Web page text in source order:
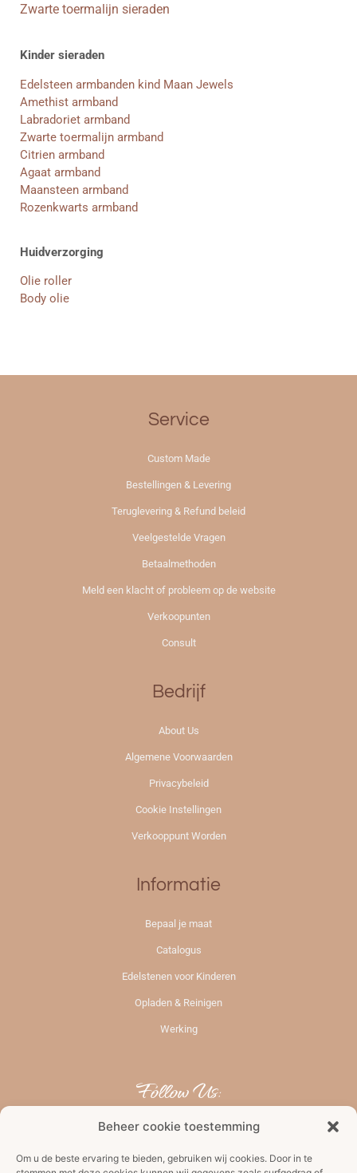
Beheer cookie toestemming
Om u de beste ervaring te bieden, gebruiken wij cookies. Door in te
Zwarte toermalijn sieraden
Kinder sieraden
Edelsteen armbanden kind Maan Jewels
Amethist armband
Labradoriet armband
Zwarte toermalijn armband
Citrien armband
Agaat armband
Maansteen armband
Rozenkwarts armband
Huidverzorging
Olie roller
Body olie
Service
Custom Made
Bestellingen & Levering
Teruglevering & Refund beleid
Veelgestelde Vragen
Betaalmethoden
Meld een klacht of probleem op de website
Verkoopunten
Consult
Bedrijf
About Us
Algemene Voorwaarden
Privacybeleid
Cookie Instellingen
Verkooppunt Worden
Informatie
Bepaal je maat
Catalogus
Edelstenen voor Kinderen
Opladen & Reinigen
Werking
Follow Us: